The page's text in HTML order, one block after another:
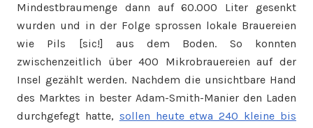
Mindestbraumenge dann auf 60.000 Liter gesenkt
wurden und in der Folge sprossen lokale Brauereien
wie Pils [sic!] aus dem Boden. So konnten
zwischenzeitlich über 400 Mikrobrauereien auf der
Insel gezählt werden. Nachdem die unsichtbare Hand
des Marktes in bester Adam-Smith-Manier den Laden
durchgefegt hatte, sollen heute etwa 240 kleine bis